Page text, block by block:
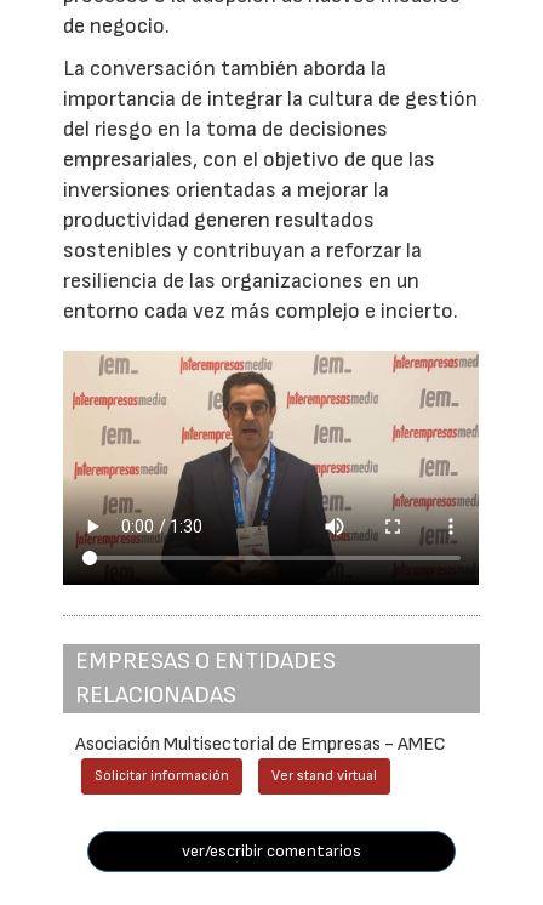
de negocio.
La conversación también aborda la
importancia de integrar la cultura de gestión
del riesgo en la toma de decisiones
empresariales, con el objetivo de que las
inversiones orientadas a mejorar la
productividad generen resultados
sostenibles y contribuyan a reforzar la
resiliencia de las organizaciones en un
entorno cada vez más complejo e incierto.
EMPRESAS O ENTIDADES
RELACIONADAS
Asociación Multisectorial de Empresas - AMEC
Solicitar información Ver stand virtual
ver/escribir comentarios